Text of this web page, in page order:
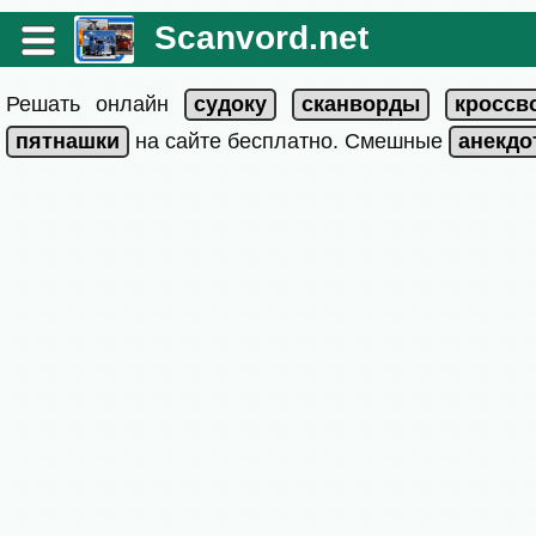
Scanvord.net
Решать онлайн
на сайте бесплатно. Смешные